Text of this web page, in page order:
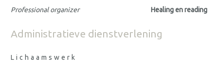
Professional organizer Healing en reading
Administratieve dienstverlening
Lichaamswerk